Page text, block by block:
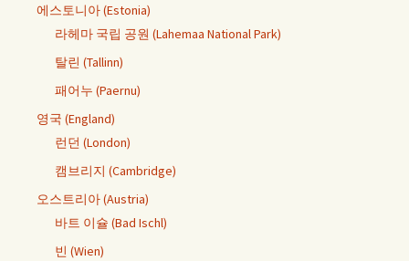
에스토니아 (Estonia)
라헤마 국립 공원 (Lahemaa National Park)
탈린 (Tallinn)
패어누 (Paernu)
영국 (England)
런던 (London)
캠브리지 (Cambridge)
오스트리아 (Austria)
바트 이슐 (Bad Ischl)
빈 (Wien)